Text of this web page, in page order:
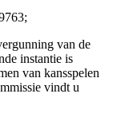
van de
instantie is
van kansspelen
vindt u